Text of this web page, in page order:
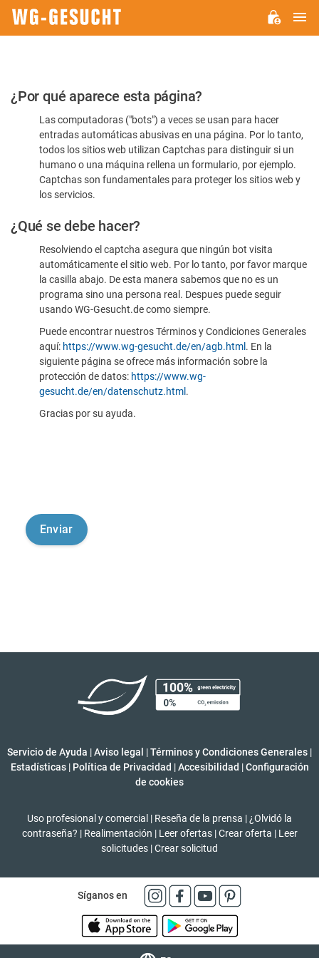
Por
favor,
confirme
humano
¿Por qué aparece esta página?
Las computadoras ("bots") a veces se usan para hacer
entradas automáticas abusivas en una página. Por lo tanto,
todos los sitios web utilizan Captchas para distinguir si un
humano o una máquina rellena un formulario, por ejemplo.
Captchas son fundamentales para proteger los sitios web y
los servicios.
¿Qué se debe hacer?
Resolviendo el captcha asegura que ningún bot visita
automáticamente el sitio web. Por lo tanto, por favor marque
la casilla abajo. De esta manera sabemos que no es un
programa sino una persona real. Despues puede seguir
usando WG-Gesucht.de como siempre.
Puede encontrar nuestros Términos y Condiciones Generales
aquí: https://www.wg-gesucht.de/en/agb.html . En la
siguiente página se ofrece más información sobre la
protección de datos: https://www.wg-
gesucht.de/en/datenschutz.html .
Gracias por su ayuda.
Servicio de Ayuda |Aviso legal |Términos y Condiciones Generales |
Estadísticas | Política de Privacidad | Accesibilidad | Configuración
de cookies
Uso profesional y comercial | Reseña de la prensa | ¿Olvidó la
contraseña? | Realimentación | Leer ofertas | Crear oferta | Leer
solicitudes |Crear solicitud
Síganos en